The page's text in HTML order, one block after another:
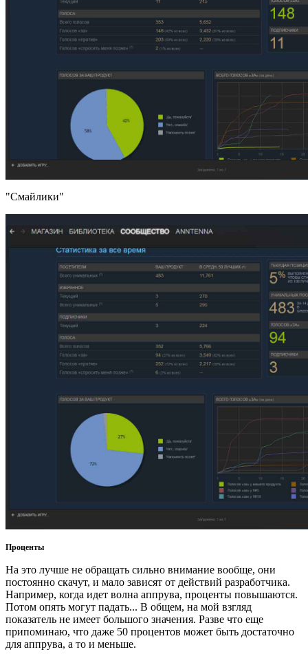
"Смайлики"
Проценты
На это лучше не обращать сильно внимание вообще, они
постоянно скачут, и мало зависят от действий разработчика.
Например, когда идет волна аппрува, проценты повышаются.
Потом опять могут падать... В общем, на мой взгляд
показатель не имеет большого значения. Разве что еще
припоминаю, что даже 50 процентов может быть достаточно
для аппрува, а то и меньше.